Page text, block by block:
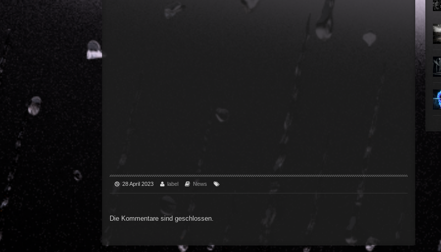
►
►
►
►
►
28 April 2023 label News
Die Kommentare sind geschlossen.